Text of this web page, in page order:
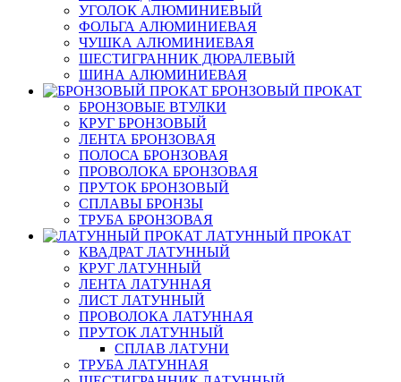
УГОЛОК АЛЮМИНИЕВЫЙ
ФОЛЬГА АЛЮМИНИЕВАЯ
ЧУШКА АЛЮМИНИЕВАЯ
ШЕСТИГРАННИК ДЮРАЛЕВЫЙ
ШИНА АЛЮМИНИЕВАЯ
БРОНЗОВЫЙ ПРОКАТ
БРОНЗОВЫЕ ВТУЛКИ
КРУГ БРОНЗОВЫЙ
ЛЕНТА БРОНЗОВАЯ
ПОЛОСА БРОНЗОВАЯ
ПРОВОЛОКА БРОНЗОВАЯ
ПРУТОК БРОНЗОВЫЙ
СПЛАВЫ БРОНЗЫ
ТРУБА БРОНЗОВАЯ
ЛАТУННЫЙ ПРОКАТ
КВАДРАТ ЛАТУННЫЙ
КРУГ ЛАТУННЫЙ
ЛЕНТА ЛАТУННАЯ
ЛИСТ ЛАТУННЫЙ
ПРОВОЛОКА ЛАТУННАЯ
ПРУТОК ЛАТУННЫЙ
СПЛАВ ЛАТУНИ
ТРУБА ЛАТУННАЯ